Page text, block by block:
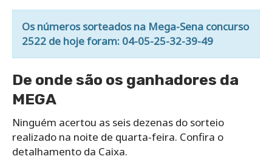
Os números sorteados na Mega-Sena concurso
2522 de hoje foram: 04-05-25-32-39-49
De onde são os ganhadores da
MEGA
Ninguém acertou as seis dezenas do sorteio
realizado na noite de quarta-feira. Confira o
detalhamento da Caixa.